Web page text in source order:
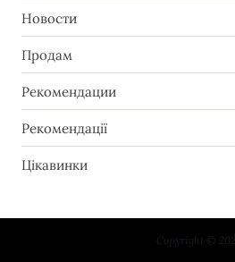
Новости
Продам
Рекомендации
Рекомендації
Цікавинки
Copyright ©